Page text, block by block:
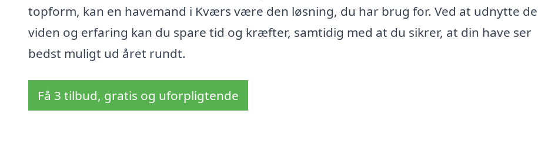
topform, kan en havemand i Kværs være den løsning, du har brug for. Ved at udnytte
viden og erfaring kan du spare tid og kræfter, samtidig med at du sikrer, at din have ser
bedst muligt ud året rundt.
Få 3 tilbud, gratis og uforpligtende